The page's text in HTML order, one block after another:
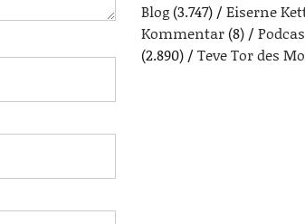
Blog(3.747) Eiserne
Kommentar(8)
(2.890)
Teve Tor des